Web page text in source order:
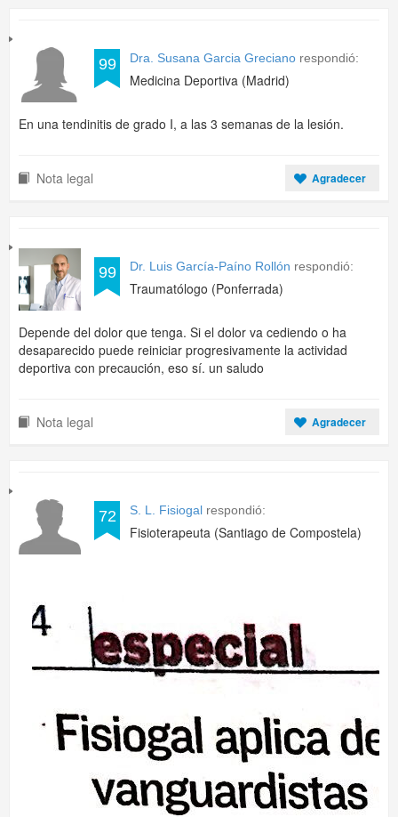
99 Dra. Susana Garcia Greciano respondió:
Medicina Deportiva (Madrid)
En una tendinitis de grado I, a las 3 semanas de la lesión.
Nota legal Agradecer
99 Dr. Luis García-Paíno Rollón respondió:
Traumatólogo (Ponferrada)
Depende del dolor que tenga. Si el dolor va cediendo o ha
desaparecido puede reiniciar progresivamente la actividad
deportiva con precaución, eso sí. un saludo
Nota legal Agradecer
72 S. L. Fisiogal respondió:
Fisioterapeuta (Santiago de Compostela)